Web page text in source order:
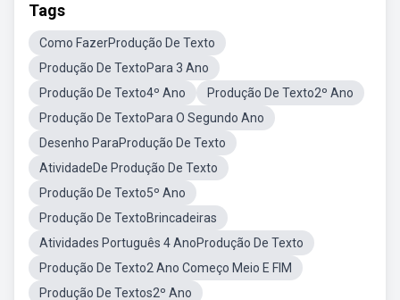
Tags
Como FazerProdução De Texto
Produção De TextoPara 3 Ano
Produção De Texto4º Ano
Produção De Texto2º Ano
Produção De TextoPara O Segundo Ano
Desenho ParaProdução De Texto
AtividadeDe Produção De Texto
Produção De Texto5º Ano
Produção De TextoBrincadeiras
Atividades Português 4 AnoProdução De Texto
Produção De Texto2 Ano Começo Meio E FIM
Produção De Textos2º Ano